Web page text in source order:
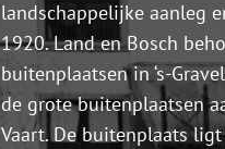
landschappelijke aanleg
1920. Land en Bosch
buitenplaatsen in ‘s-
de grote buitenplaatsen
Vaart. De buitenplaats